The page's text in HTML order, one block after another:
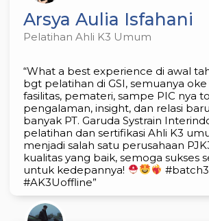
Arsya Aulia Isfahani
Pelatihan Ahli K3 Umum
“What a best experience di awal
bgt pelatihan di GSI, semuanya
fasilitas, pemateri, sampe PIC nya
pengalaman, insight, dan relasi
banyak PT. Garuda Systrain
pelatihan dan sertifikasi Ahli K3
menjadi salah satu perusahaan
kualitas yang baik, semoga sukses
untuk kedepannya!
#AK3Uoffline”